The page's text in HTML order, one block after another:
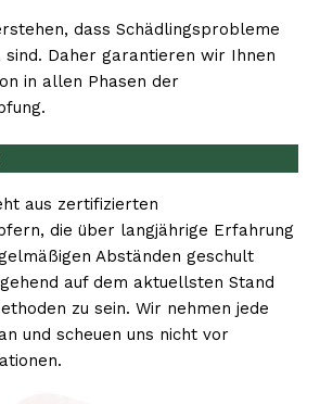
dass Schädlingsprobleme
sind. Daher garantieren wir Ihnen
in allen Phasen der
aus zertifizierten
die über langjährige Erfahrung
Abständen geschult
auf dem aktuellsten Stand
zu sein. Wir nehmen jede
und scheuen uns nicht vor